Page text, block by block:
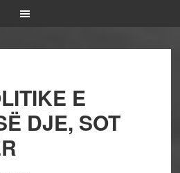
E
DJE, SOT